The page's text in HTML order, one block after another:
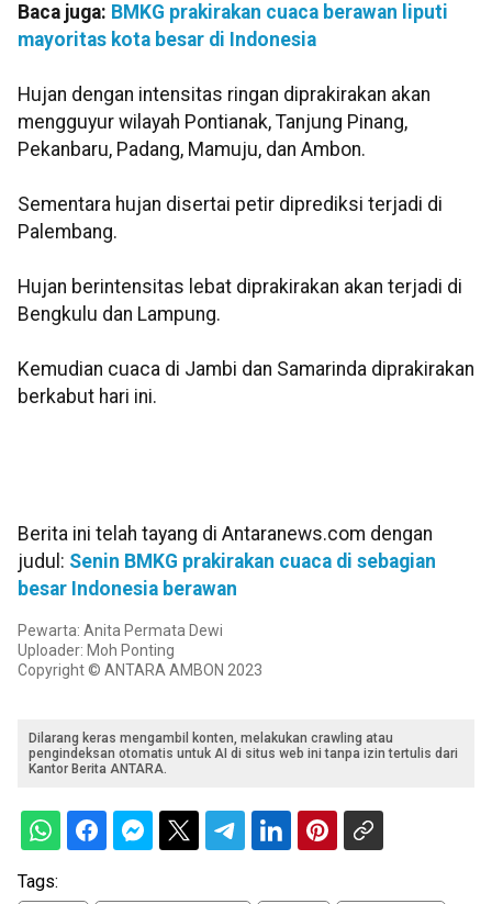
Baca juga: BMKG prakirakan cuaca berawan liputi
mayoritas kota besar di Indonesia
Hujan dengan intensitas ringan diprakirakan akan
mengguyur wilayah Pontianak, Tanjung Pinang,
Pekanbaru, Padang, Mamuju, dan Ambon.
Sementara hujan disertai petir diprediksi terjadi di
Palembang.
Hujan berintensitas lebat diprakirakan akan terjadi di
Bengkulu dan Lampung.
Kemudian cuaca di Jambi dan Samarinda diprakirakan
berkabut hari ini.
Berita ini telah tayang di Antaranews.com dengan
judul: Senin BMKG prakirakan cuaca di sebagian
besar Indonesia berawan
Pewarta: Anita Permata Dewi
Uploader: Moh Ponting
Copyright © ANTARA AMBON 2023
Dilarang keras mengambil konten, melakukan crawling atau
pengindeksan otomatis untuk AI di situs web ini tanpa izin tertulis dari
Kantor Berita ANTARA.
Tags: